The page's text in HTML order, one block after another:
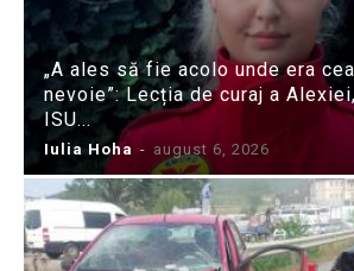
„A ales să fie acolo unde era
nevoie”: Lecția de curaj a
ISU...
Iulia Hoha - august 6, 2026